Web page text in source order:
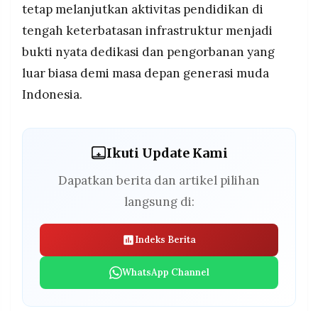
tetap melanjutkan aktivitas pendidikan di
tengah keterbatasan infrastruktur menjadi
bukti nyata dedikasi dan pengorbanan yang
luar biasa demi masa depan generasi muda
Indonesia.
Ikuti Update Kami
Dapatkan berita dan artikel pilihan
langsung di:
Indeks Berita
WhatsApp Channel